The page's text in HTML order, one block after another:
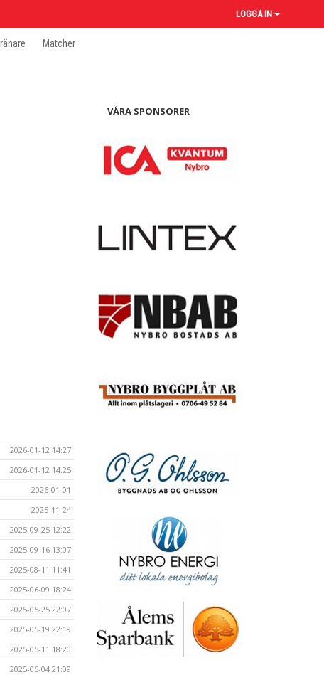
LOGGA IN
Matcher
2026-01-12 14:27
2026-01-12 14:25
2026-01-01
2025-11-24
2025-09-25 12:22
2025-09-16 13:07
2025-08-11 11:41
2025-06-09 18:24
2025-05-25 22:07
2025-05-19 22:19
2025-05-11 18:20
2025-05-04 21:09
VÅRA SPONSORER